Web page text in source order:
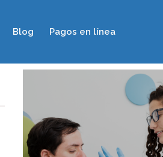
Blog Pagos en línea